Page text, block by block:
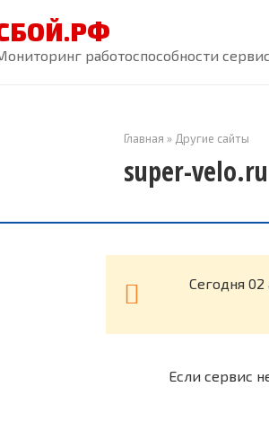
работоспособности
Главная » Другие сайты
super-
Cегодня
Если сервис